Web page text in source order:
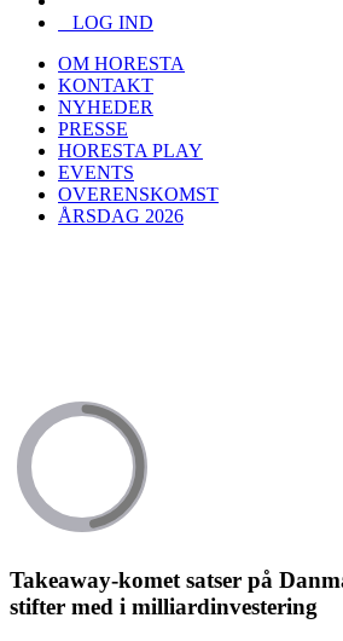
LOG IND
OM HORESTA
KONTAKT
NYHEDER
PRESSE
HORESTA PLAY
EVENTS
OVERENSKOMST
ÅRSDAG 2026
Takeaway-komet satser på
stifter med i milliardinvestering